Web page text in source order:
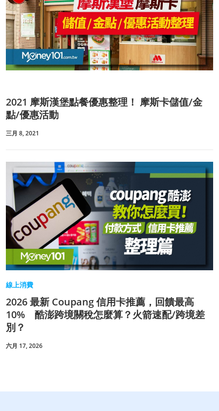
2021 摩斯漢堡點餐優惠整理！ 摩斯卡儲值/金
點/優惠活動
三月 8, 2021
線上消費
2026 最新 Coupang 信用卡推薦，回饋最高
10% 酷澎跨境關稅怎麼算？火箭速配/跨境差
別？
六月 17, 2026